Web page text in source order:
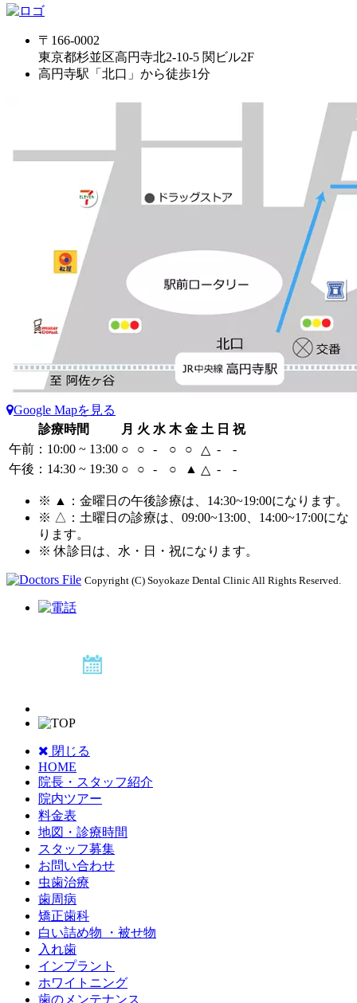
〒166-0002
東京都杉並区高円寺北2-10-5 関ビル2F
高円寺駅「北口」から徒歩1分
Google Mapを見る
診療時間
月 火 水 木 金 土 日 祝
午前：10:00 ~ 13:00 ○ ○ - ○ ○ △ -
-
午後：14:30 ~ 19:30 ○ ○ - ○ ▲ △ - -
※ ▲：金曜日の午後診療は、14:30~19:00になります。
※ △：土曜日の診療は、09:00~13:00、14:00~17:00にな
ります。
※ 休診日は、水・日・祝になります。
Copyright (C) Soyokaze Dental Clinic All Rights Reserved.
閉じる
HOME
院長・スタッフ紹介
院内ツアー
料金表
地図・診療時間
スタッフ募集
お問い合わせ
虫歯治療
歯周病
矯正歯科
白い詰め物 ・被せ物
入れ歯
インプラント
ホワイトニング
歯のメンテナンス